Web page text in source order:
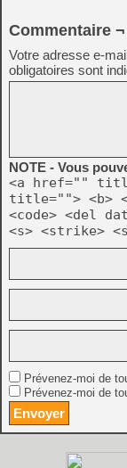
Commentaire ¬
Votre adresse e-
obligatoires sont
NOTE - Vous
<a href=""
title=""> <b>
<code> <del
<s> <strike>
Prévenez-moi de
Prévenez-moi de